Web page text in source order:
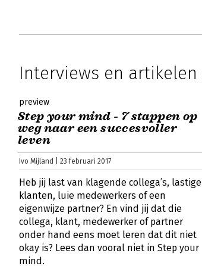
Interviews en artikelen
preview
Step your mind - 7 stappen op
weg naar een succesvoller
leven
Ivo Mijland | 23 februari 2017
Heb jij last van klagende collega’s, lastige
klanten, luie medewerkers of een
eigenwijze partner? En vind jij dat die
collega, klant, medewerker of partner
onder hand eens moet leren dat dit niet
okay is? Lees dan vooral niet in Step your
mind.